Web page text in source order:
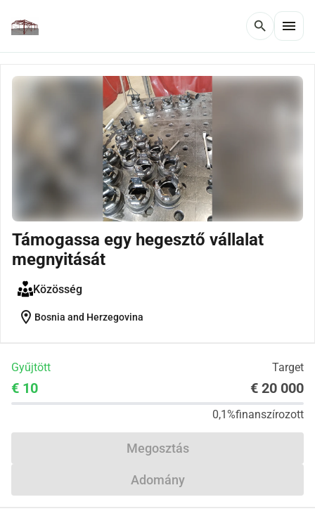
search menu
Támogassa egy hegesztő vállalat
megnyitását
Közösség
location_on Bosnia and Herzegovina
Gyűjtött Target
€ 10 € 20 000
0,1%finanszírozott
Megosztás
Adomány